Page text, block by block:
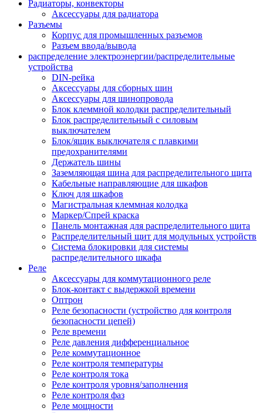
Радиаторы, конвекторы
Аксессуары для радиатора
Разъемы
Корпус для промышленных разъемов
Разъем ввода/вывода
распределение электроэнергии/распределительные
устройства
DIN-рейка
Аксессуары для сборных шин
Аксессуары для шинопровода
Блок клеммной колодки распределительный
Блок распределительный с силовым
выключателем
Блок/ящик выключателя с плавкими
предохранителями
Держатель шины
Заземляющая шина для распределительного щита
Кабельные направляющие для шкафов
Ключ для шкафов
Магистральная клеммная колодка
Маркер/Спрей краска
Панель монтажная для распределительного щита
Распределительный щит для модульных устройств
Система блокировки для системы
распределительного шкафа
Реле
Аксессуары для коммутационного реле
Блок-контакт с выдержкой времени
Оптрон
Реле безопасности (устройство для контроля
безопасности цепей)
Реле времени
Реле давления дифференциальное
Реле коммутационное
Реле контроля температуры
Реле контроля тока
Реле контроля уровня/заполнения
Реле контроля фаз
Реле мощности